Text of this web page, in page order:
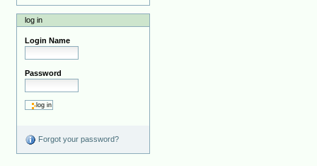
log in
Login Name
Password
Forgot your password?